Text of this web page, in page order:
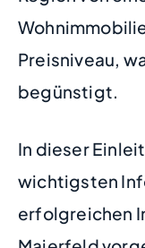
Preisniveau,
begünstigt.
In dieser
wichtigsten
erfolgreichen